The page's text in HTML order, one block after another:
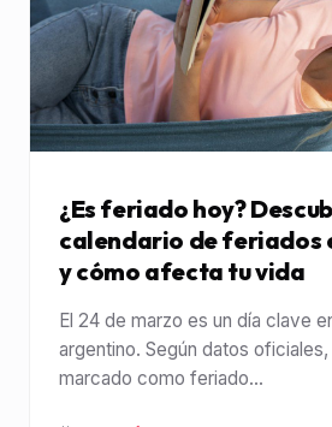
¿Es feriado hoy?
calendario de feriados
y cómo afecta tu vida
El 24 de marzo es un día clave
argentino. Según datos
marcado como feriado...